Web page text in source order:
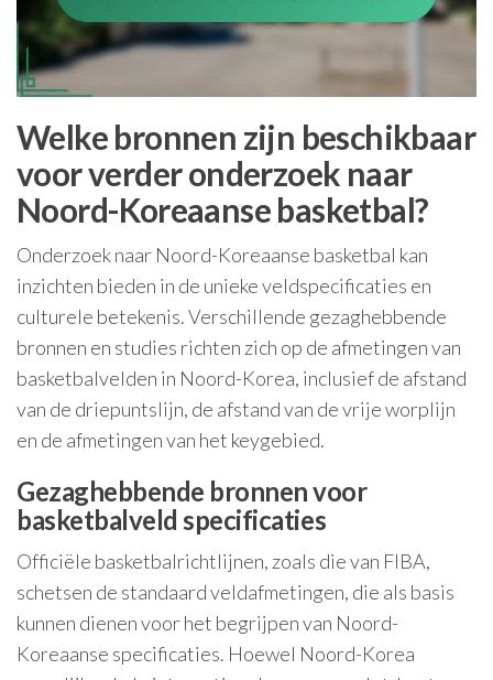
Welke bronnen zijn beschikbaar
voor verder onderzoek naar
Noord-Koreaanse basketbal?
Onderzoek naar Noord-Koreaanse basketbal kan
inzichten bieden in de unieke veldspecificaties en
culturele betekenis. Verschillende gezaghebbende
bronnen en studies richten zich op de afmetingen van
basketbalvelden in Noord-Korea, inclusief de afstand
van de driepuntslijn, de afstand van de vrije worplijn
en de afmetingen van het keygebied.
Gezaghebbende bronnen voor
basketbalveld specificaties
Officiële basketbalrichtlijnen, zoals die van FIBA,
schetsen de standaard veldafmetingen, die als basis
kunnen dienen voor het begrijpen van Noord-
Koreaanse specificaties. Hoewel Noord-Korea